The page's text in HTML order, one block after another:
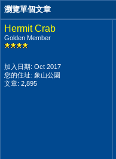
瀏覽單個文章
Hermit Crab
Golden Member
加入日期: Oct 2017
您的住址: 象山公園
文章: 2,895